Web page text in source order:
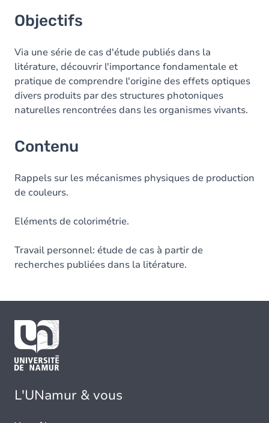
Objectifs
Via une série de cas d'étude publiés dans la
litérature, découvrir l'importance fondamentale et
pratique de comprendre l'origine des effets optiques
divers produits par des structures photoniques
naturelles rencontrées dans les organismes vivants.
Contenu
Rappels sur les mécanismes physiques de production
de couleurs.
Eléments de colorimétrie.
Travail personnel: étude de cas à partir de
recherches publiées dans la litérature.
L'UNamur & vous